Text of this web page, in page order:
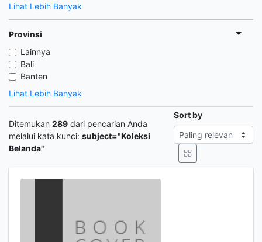
Lihat Lebih Banyak
Provinsi
Lainnya
Bali
Banten
Lihat Lebih Banyak
Ditemukan 289 dari pencarian Anda
melalui kata kunci: subject="Koleksi
Belanda"
Sort by